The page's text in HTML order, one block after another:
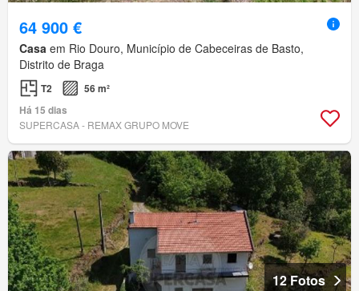
64 900 €
Casa em Rio Douro, Município de Cabeceiras de Basto,
Distrito de Braga
T2
56 m²
Há 15 dias
SUPERCASA - REMAX GRUPO MOVE
12 Fotos